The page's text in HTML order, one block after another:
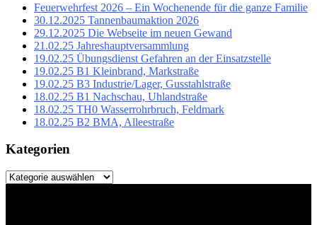
Feuerwehrfest 2026 – Ein Wochenende für die ganze Familie
30.12.2025 Tannenbaumaktion 2026
29.12.2025 Die Webseite im neuen Gewand
21.02.25 Jahreshauptversammlung
19.02.25 Übungsdienst Gefahren an der Einsatzstelle
19.02.25 B1 Kleinbrand, Markstraße
19.02.25 B3 Industrie/Lager, Gusstahlstraße
18.02.25 B1 Nachschau, Uhlandstraße
18.02.25 TH0 Wasserrohrbruch, Feldmark
18.02.25 B2 BMA, Alleestraße
Kategorien
Kategorien